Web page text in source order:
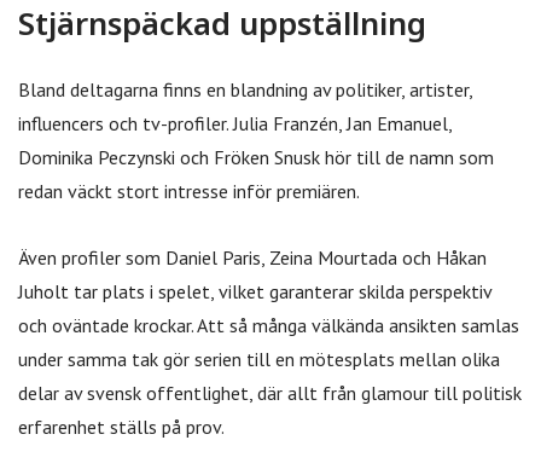
Stjärnspäckad uppställning
Bland deltagarna finns en blandning av politiker, artister,
influencers och tv-profiler. Julia Franzén, Jan Emanuel,
Dominika Peczynski och Fröken Snusk hör till de namn som
redan väckt stort intresse inför premiären.
Även profiler som Daniel Paris, Zeina Mourtada och Håkan
Juholt tar plats i spelet, vilket garanterar skilda perspektiv
och oväntade krockar. Att så många välkända ansikten samlas
under samma tak gör serien till en mötesplats mellan olika
delar av svensk offentlighet, där allt från glamour till politisk
erfarenhet ställs på prov.